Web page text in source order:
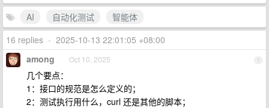
AI
自动化测试
智能体
16 replies • 2025-10-13 22:01:05 +08:00
1
among Oct 10, 2025
几个要点：
1：接口的规范是怎么定义的；
2：测试执行用什么，curl 还是其他的脚本；